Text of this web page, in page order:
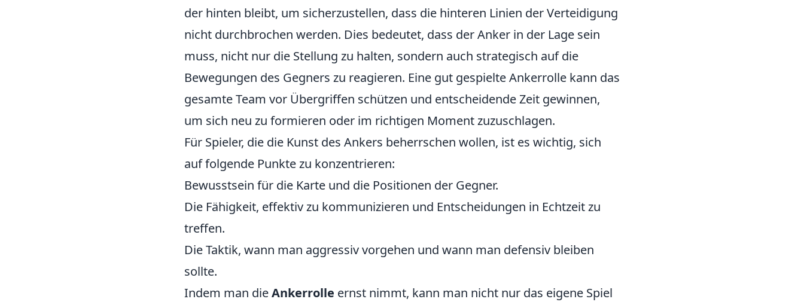
der hinten bleibt, um sicherzustellen, dass die hinteren Linien der Verteidigung
nicht durchbrochen werden. Dies bedeutet, dass der Anker in der Lage sein
muss, nicht nur die Stellung zu halten, sondern auch strategisch auf die
Bewegungen des Gegners zu reagieren. Eine gut gespielte Ankerrolle kann das
gesamte Team vor Übergriffen schützen und entscheidende Zeit gewinnen,
um sich neu zu formieren oder im richtigen Moment zuzuschlagen.
Für Spieler, die die Kunst des Ankers beherrschen wollen, ist es wichtig, sich
auf folgende Punkte zu konzentrieren:
Bewusstsein für die Karte und die Positionen der Gegner.
Die Fähigkeit, effektiv zu kommunizieren und Entscheidungen in Echtzeit zu
treffen.
Die Taktik, wann man aggressiv vorgehen und wann man defensiv bleiben
sollte.
Indem man dieAnkerrolle ernst nimmt, kann man nicht nur das eigene Spiel